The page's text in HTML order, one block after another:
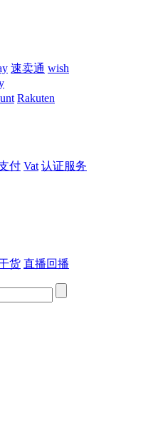
速卖通 wish
Rakuten
付 Vat 认证服务
货 直播回播